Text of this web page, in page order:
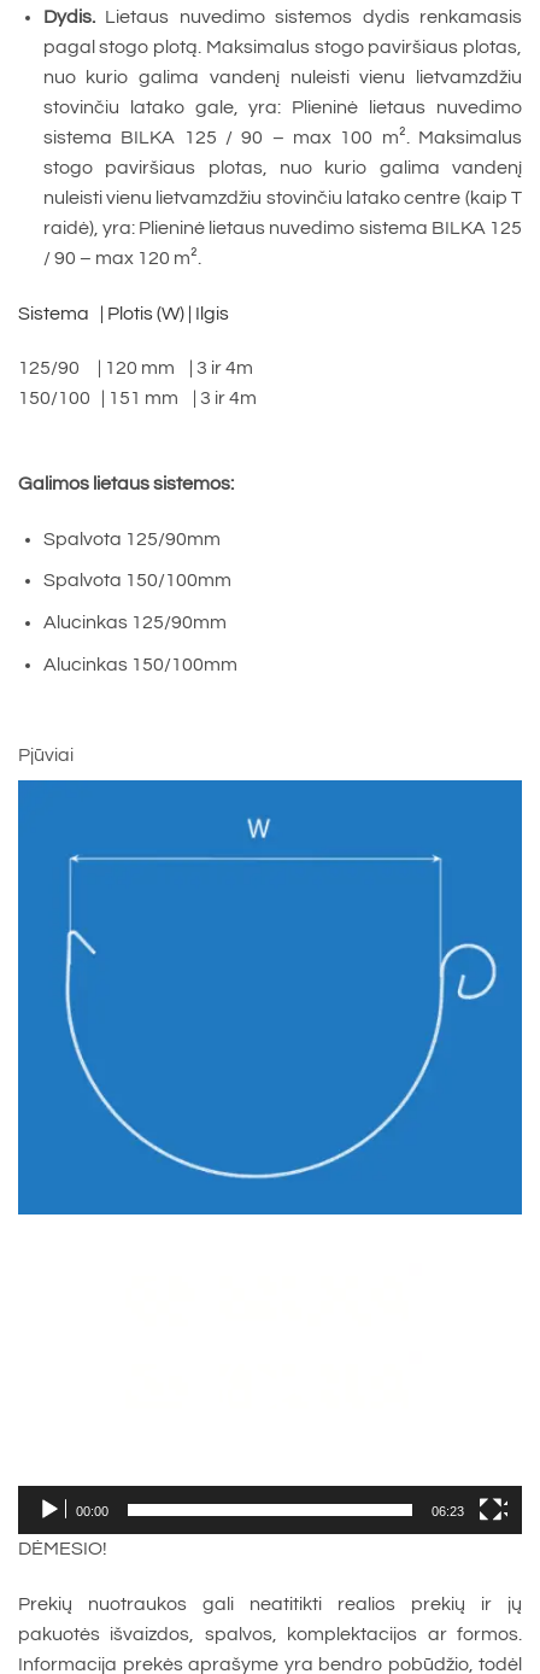
Dydis.Lietaus nuvedimo sistemos dydis renkamasis
pagal stogo plotą. Maksimalus stogo paviršiaus plotas,
nuo kurio galima vandenį nuleisti vienu lietvamzdžiu
stovinčiu latako gale, yra: Plieninė lietaus nuvedimo
sistema BILKA 125 / 90 – max 100 m². Maksimalus
stogo paviršiaus plotas, nuo kurio galima vandenį
nuleisti vienu lietvamzdžiu stovinčiu latako centre (kaip T
raidė), yra: Plieninė lietaus nuvedimo sistema BILKA 125
/ 90 – max 120 m².
Sistema | Plotis (W) | Ilgis
125/90 | 120 mm | 3 ir 4m
150/100 | 151 mm | 3 ir 4m
Galimos lietaus sistemos:
Spalvota 125/90mm
Spalvota 150/100mm
Alucinkas 125/90mm
Alucinkas 150/100mm
Pjūviai
00:00 06:23
DĖMESIO!
Prekių nuotraukos gali neatitikti realios prekių ir jų
pakuotės išvaizdos, spalvos, komplektacijos ar formos.
Informacija prekės aprašyme yra bendro pobūdžio, todėl